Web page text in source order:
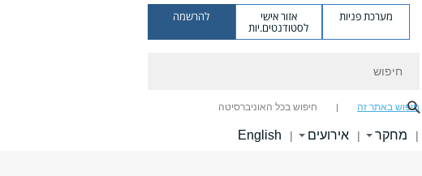
מערכת פניות אזור אישי
לסטודנטים.יות
להרשמה
חיפוש באתר זה חיפוש בכל האוניברסיטה
| מחקר | אירועים |
English